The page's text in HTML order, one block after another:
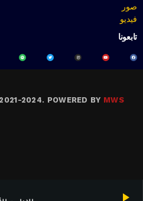
play_arrow
صور
فيديو
تابعونا
2024. POWERED BY MWS